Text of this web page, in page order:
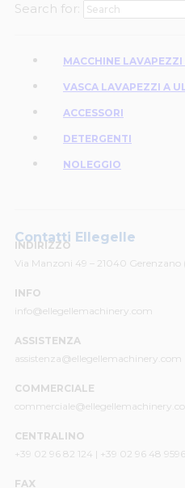
Search for:
MACCHINE
VASCA LAVAPEZZI A
ACCESSORI
DETERGENTI
NOLEGGIO
Contatti Ellegelle
INDIRIZZO
Via Manzoni 49 – 21040 Gerenzano
INFO
info@ellegellemachinery.com
ASSISTENZA
assistenza@ellegellemachinery.com
COMMERCIALE
CENTRALINO
+39 02 96 82 124 | +39 02 96 48 9596
FAX